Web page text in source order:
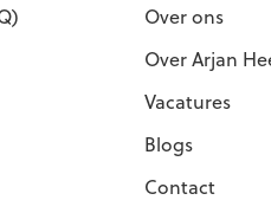
Over ons
Over Arjan
Vacatures
Blogs
Contact